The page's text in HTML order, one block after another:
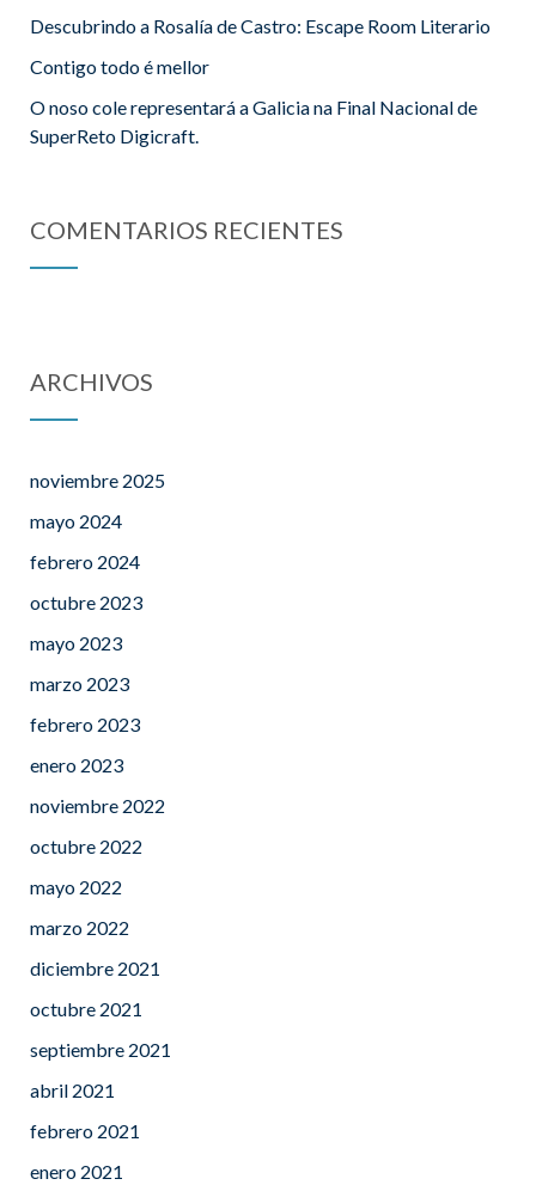
Descubrindo a Rosalía de Castro: Escape Room Literario
Contigo todo é mellor
O noso cole representará a Galicia na Final Nacional de
SuperReto Digicraft.
COMENTARIOS RECIENTES
ARCHIVOS
noviembre 2025
mayo 2024
febrero 2024
octubre 2023
mayo 2023
marzo 2023
febrero 2023
enero 2023
noviembre 2022
octubre 2022
mayo 2022
marzo 2022
diciembre 2021
octubre 2021
septiembre 2021
abril 2021
febrero 2021
enero 2021